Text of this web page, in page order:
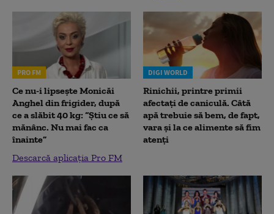
PRO FM
Ce nu-i lipsește Monicăi
Anghel din frigider, după
ce a slăbit 40 kg: “Știu ce să
mănânc. Nu mai fac ca
înainte”
Descarcă aplicația Pro FM
DIGI WORLD
Rinichii, printre primii
afectați de caniculă. Câtă
apă trebuie să bem, de fapt,
vara și la ce alimente să fim
atenți